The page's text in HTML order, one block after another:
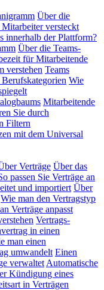
Über die
versteckt
innerhalb der Plattform?
Über die Teams-
für Mitarbeitende
verstehen Teams
Wie
Mitarbeitende
Sie durch
Filtern
mit dem Universal
Verträge Über das
passen Sie Verträge an
und importiert Über
Wie man den Vertragstyp
Verträge anpasst
Vertrags-
in einen
man einen
umwandelt Einen
verwaltet Automatische
Kündigung eines
in Verträgen